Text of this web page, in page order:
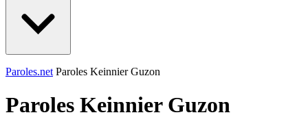
Paroles.net Paroles Keinnier Guzon
Paroles Keinnier Guzon